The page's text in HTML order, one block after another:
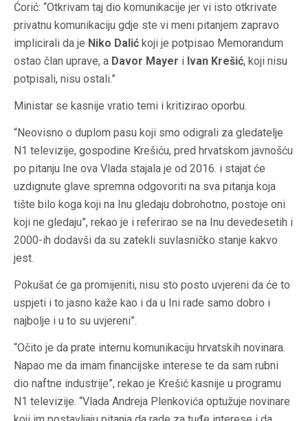
Ćorić: “Otkrivam taj dio komunikacije jer vi isto otkrivate
privatnu komunikaciju gdje ste vi meni pitanjem zapravo
implicirali da je Niko Dalić koji je potpisao Memorandum
ostao član uprave, a Davor Mayer i Ivan Krešić, koji nisu
potpisali, nisu ostali.”
Ministar se kasnije vratio temi i kritizirao oporbu.
“Neovisno o duplom pasu koji smo odigrali za gledatelje
N1 televizije, gospodine Krešiću, pred hrvatskom javnošću
po pitanju Ine ova Vlada stajala je od 2016. i stajat će
uzdignute glave spremna odgovoriti na sva pitanja koja
tište bilo koga koji na Inu gledaju dobrohotno, postoje oni
koji ne gledaju”, rekao je i referirao se na Inu devedesetih i
2000-ih dodavši da su zatekli suvlasničko stanje kakvo
jest.
Pokušat će ga promijeniti, nisu sto posto uvjereni da će to
uspjeti i to jasno kaže kao i da u Ini rade samo dobro i
najbolje i u to su uvjereni”.
“Očito je da prate internu komunikaciju hrvatskih novinara.
Napao me da imam financijske interese te da sam rubni
dio naftne industrije”, rekao je Krešić kasnije u programu
N1 televizije. “Vlada Andreja Plenkovića optužuje novinare